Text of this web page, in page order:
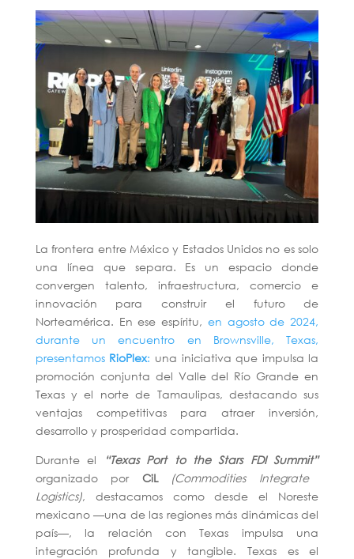
La frontera entre México y Estados Unidos no es solo
una línea que separa. Es un espacio donde
convergen talento, infraestructura, comercio e
innovación para construir el futuro de
Norteamérica. En ese espíritu, en agosto de 2024,
durante un encuentro en Brownsville, Texas,
presentamos RioPlex: una iniciativa que impulsa la
promoción conjunta del Valle del Río Grande en
Texas y el norte de Tamaulipas, destacando sus
ventajas competitivas para atraer inversión,
desarrollo y prosperidad compartida.
Durante el
“Texas Port to the Stars FDI Summit”
organizado porCiL (Commodities Integrate
Logistics), destacamos como desde el Noreste
mexicano —una de las regiones más dinámicas del
país—, la relación con Texas impulsa una
integración profunda y tangible. Texas es el